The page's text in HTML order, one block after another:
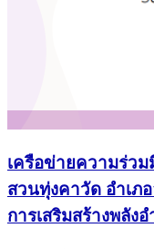
เครือข่ายความร่ว
สวนทุ่งคาวัด อำเภ
การเสริมสร้างพลัง